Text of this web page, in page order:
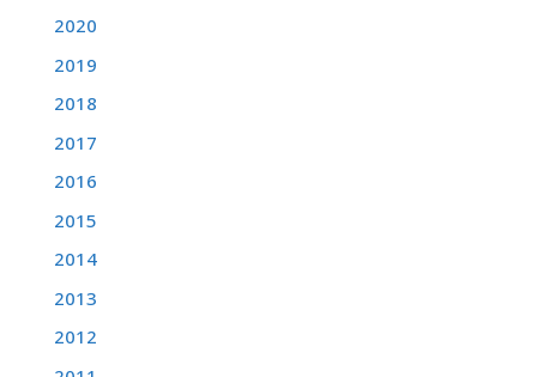
2020
2019
2018
2017
2016
2015
2014
2013
2012